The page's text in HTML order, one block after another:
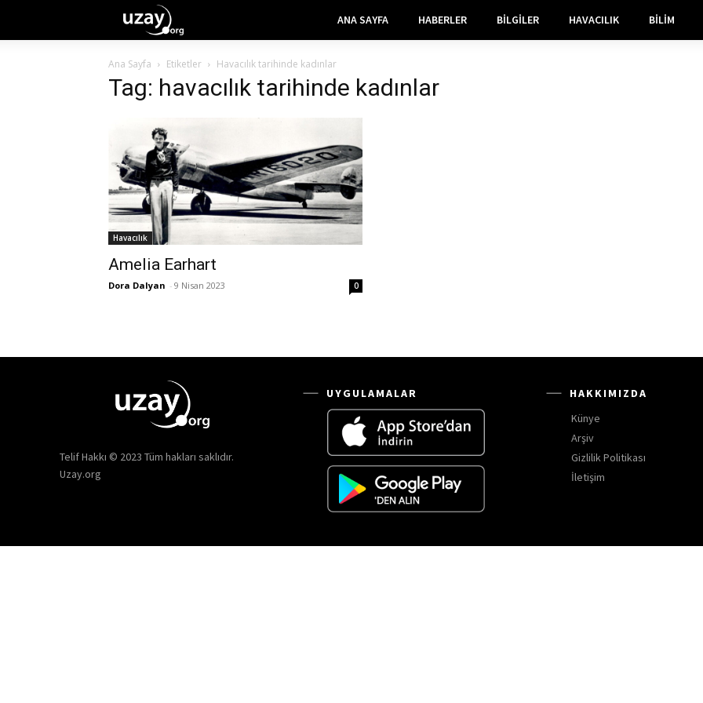
ANA SAYFA HABERLER BILGILER HAVACILIK BILIM
Ana Sayfa Etiketler Havacılık tarihinde kadınlar
Tag: havacılık tarihinde kadınlar
Havacılık
Amelia Earhart
Dora Dalyan - 9 Nisan 2023 0
Telif Hakkı © 2023 Tüm hakları saklıdır.
Uzay.org
UYGULAMALAR
HAKKIMIZDA
Künye
Arşiv
Gizlilik Politikası
İletişim